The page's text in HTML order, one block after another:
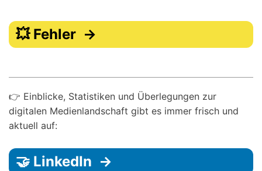
💥 Fehler →
👉 Einblicke, Statistiken und Überlegungen zur
digitalen Medienlandschaft gibt es immer frisch und
aktuell auf:
🤝 LinkedIn →